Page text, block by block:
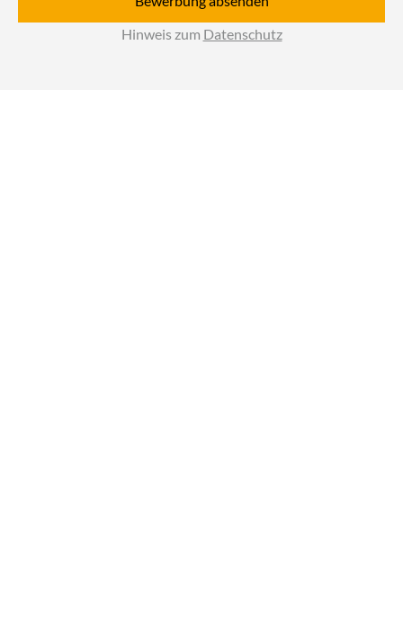
Hinweis zum Datenschutz